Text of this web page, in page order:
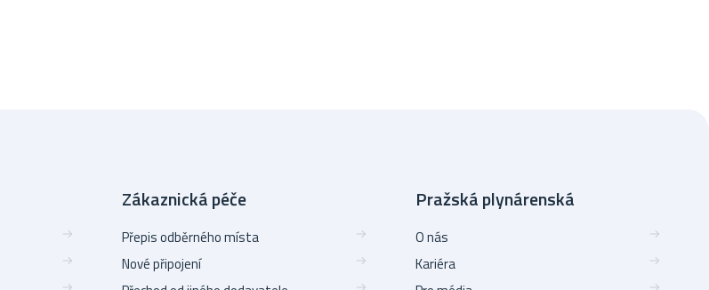
Zákaznická péče
Přepis odběrného místa
Nové připojení
Pražská plynárenská
O nás
Kariéra